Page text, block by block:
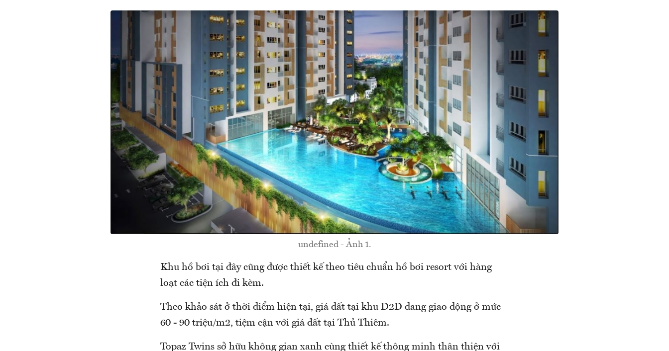
undefined - Ảnh 1.
Khu hồ bơi tại đây cũng được thiết kế theo tiêu chuẩn hồ bơi resort với hàng
loạt các tiện ích đi kèm.
Theo khảo sát ở thời điểm hiện tại, giá đất tại khu D2D đang giao động ở mức
60 - 90 triệu/m2, tiệm cận với giá đất tại Thủ Thiêm.
Topaz Twins sở hữu không gian xanh cùng thiết kế thông minh thân thiện với